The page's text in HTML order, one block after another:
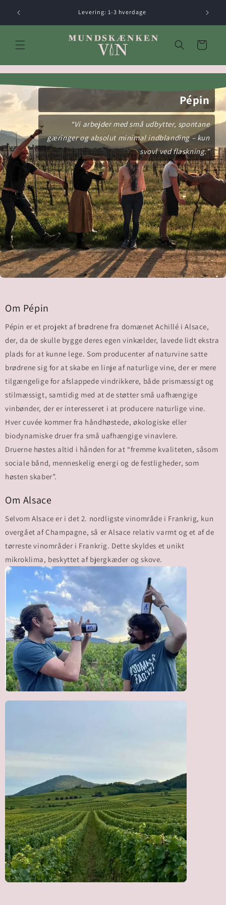
indhold
Levering: 1-3 hverdage
Indkøbskurv
Pépin
“Vi arbejder med små udbytter, spontane
gæringer og absolut minimal indblanding – kun
svovl ved flaskning.”
Om Pépin
Pépin er et projekt af brødrene fra domænet Achillé i Alsace,
der, da de skulle bygge deres egen vinkælder, lavede lidt ekstra
plads for at kunne lege. Som producenter af naturvine satte
brødrene sig for at skabe en linje af naturlige vine, der er mere
tilgængelige for afslappede vindrikkere, både prismæssigt og
stilmæssigt, samtidig med at de støtter små uafhængige
vinbønder, der er interesseret i at producere naturlige vine.
Hver cuvée kommer fra håndhøstede, økologiske eller
biodynamiske druer fra små uafhængige vinavlere.
Druerne høstes altid i hånden for at “fremme kvaliteten, såsom
sociale bånd, menneskelig energi og de festligheder, som
høsten skaber”.
Om Alsace
Selvom Alsace er i det 2. nordligste vinområde i Frankrig, kun
overgået af Champagne, så er Alsace relativ varmt og et af de
tørreste vinområder i Frankrig. Dette skyldes et unikt
mikroklima, beskyttet af bjergkæder og skove.